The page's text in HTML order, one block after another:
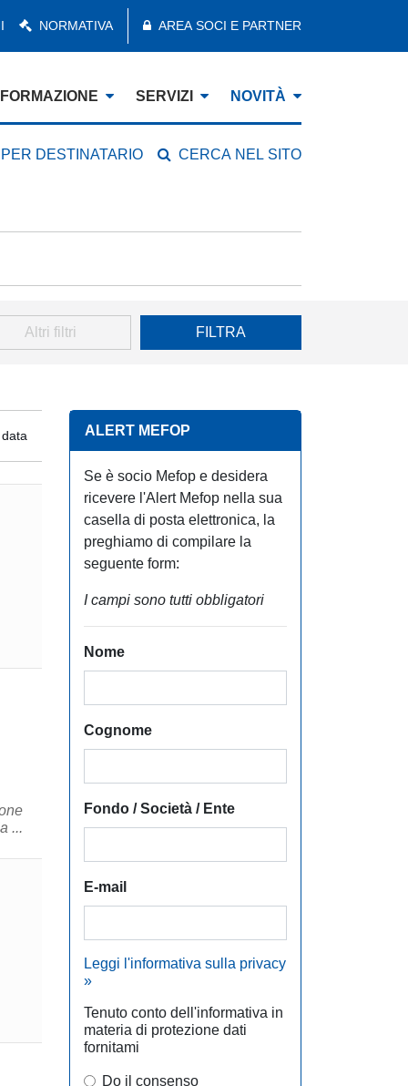
NORMATIVA AREA SOCI E PARTNER
FORMAZIONE SERVIZI NOVITÀ
DESTINATARIO CERCA NEL SITO
Altri filtri FILTRA
...
ALERT MEFOP
Se è socio Mefop e desidera
ricevere l'Alert Mefop nella sua
casella di posta elettronica, la
preghiamo di compilare la
seguente form:
I campi sono tutti obbligatori
Nome
Cognome
Fondo / Società / Ente
E-mail
Leggi l'informativa sulla privacy
»
Tenuto conto dell'informativa in
materia di protezione dati
fornitami
Do il consenso